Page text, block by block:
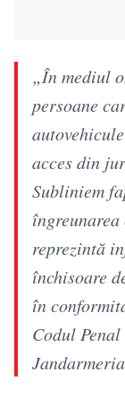
„În mediul
persoane
acces din
Subliniem
reprezintă
închisoare
în
Codul